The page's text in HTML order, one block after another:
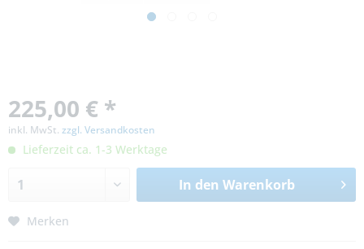
225,00 € *
inkl. MwSt. zzgl. Versandkosten
Lieferzeit ca. 1-3 Werktage
In den Warenkorb
Merken